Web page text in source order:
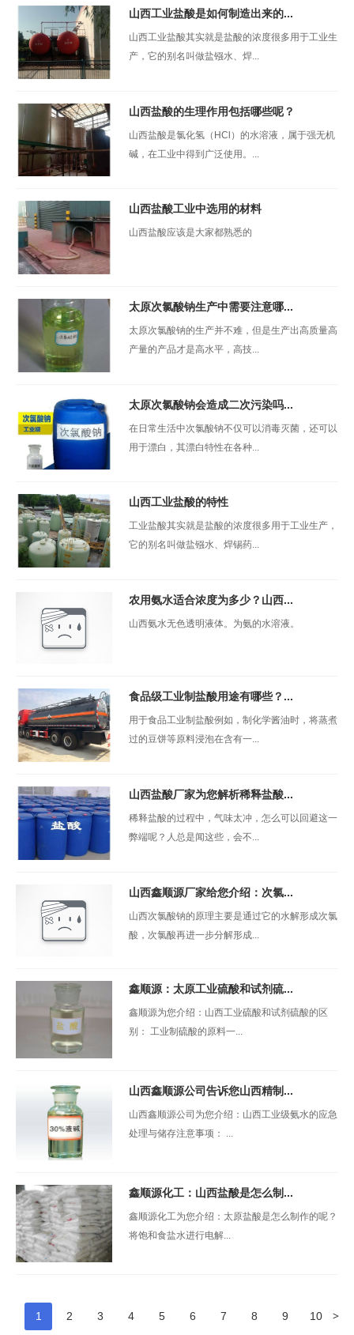
山西工业盐酸是如何制造出来的...
山西工业盐酸其实就是盐酸的浓度很多用于工业生
产，它的别名叫做盐镪水、焊...
山西盐酸的生理作用包括哪些呢？
山西盐酸是氯化氢（HCl）的水溶液，属于强无机
碱，在工业中得到广泛使用。...
山西盐酸工业中选用的材料
山西盐酸应该是大家都熟悉的
太原次氯酸钠生产中需要注意哪...
太原次氯酸钠的生产并不难，但是生产出高质量高
产量的产品才是高水平，高技...
太原次氯酸钠会造成二次污染吗...
在日常生活中次氯酸钠不仅可以消毒灭菌，还可以
用于漂白，其漂白特性在各种...
山西工业盐酸的特性
工业盐酸其实就是盐酸的浓度很多用于工业生产，
它的别名叫做盐镪水、焊锡药...
农用氨水适合浓度为多少？山西...
山西氨水无色透明液体。为氨的水溶液。
食品级工业制盐酸用途有哪些？...
用于食品工业制盐酸例如，制化学酱油时，将蒸煮
过的豆饼等原料浸泡在含有一...
山西盐酸厂家为您解析稀释盐酸...
稀释盐酸的过程中，气味太冲，怎么可以回避这一
弊端呢？人总是闻这些，会不...
山西鑫顺源厂家给您介绍：次氯...
山西次氯酸钠的原理主要是通过它的水解形成次氯
酸，次氯酸再进一步分解形成...
鑫顺源：太原工业硫酸和试剂硫...
鑫顺源为您介绍：山西工业硫酸和试剂硫酸的区
别： 工业制硫酸的原料一...
山西鑫顺源公司告诉您山西精制...
山西鑫顺源公司为您介绍：山西工业级氨水的应急
处理与储存注意事项： ...
鑫顺源化工：山西盐酸是怎么制...
鑫顺源化工为您介绍：太原盐酸是怎么制作的呢？
将饱和食盐水进行电解...
1 2 3 4 5 6 7 8 9 10 >